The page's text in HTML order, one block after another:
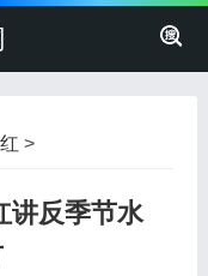
>
讲反季节水